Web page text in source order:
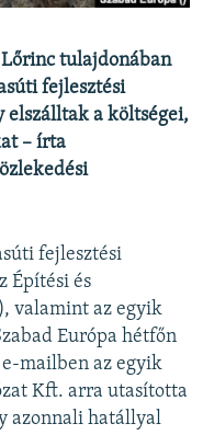
tulajdonában
fejlesztési
elszálltak a költségei,
– írta
fejlesztési
Építési és
valamint az egyik
Európa hétfőn
mailben az egyik
Kft. arra utasította
azonnali hatállyal